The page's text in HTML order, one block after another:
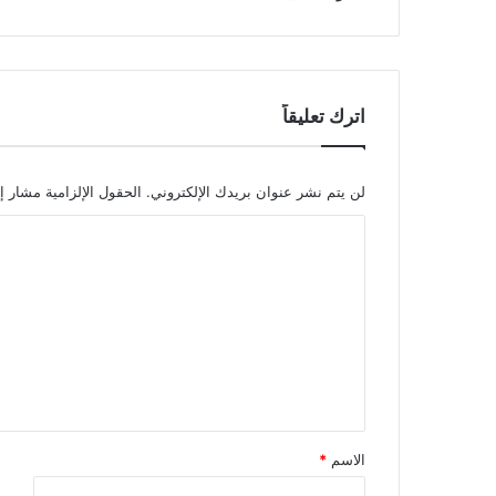
اترك تعليقاً
لن يتم نشر عنوان بريدك الإلكتروني. الحقول الإلزامية مشار
الاسم *